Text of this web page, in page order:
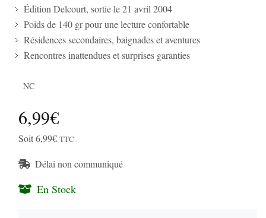
Édition Delcourt, sortie le 21 avril 2004
Poids de 140 gr pour une lecture confortable
Résidences secondaires, baignades et aventures
Rencontres inattendues et surprises garanties
NC
6,99€
Soit 6,99€ TTC
Délai non communiqué
En Stock